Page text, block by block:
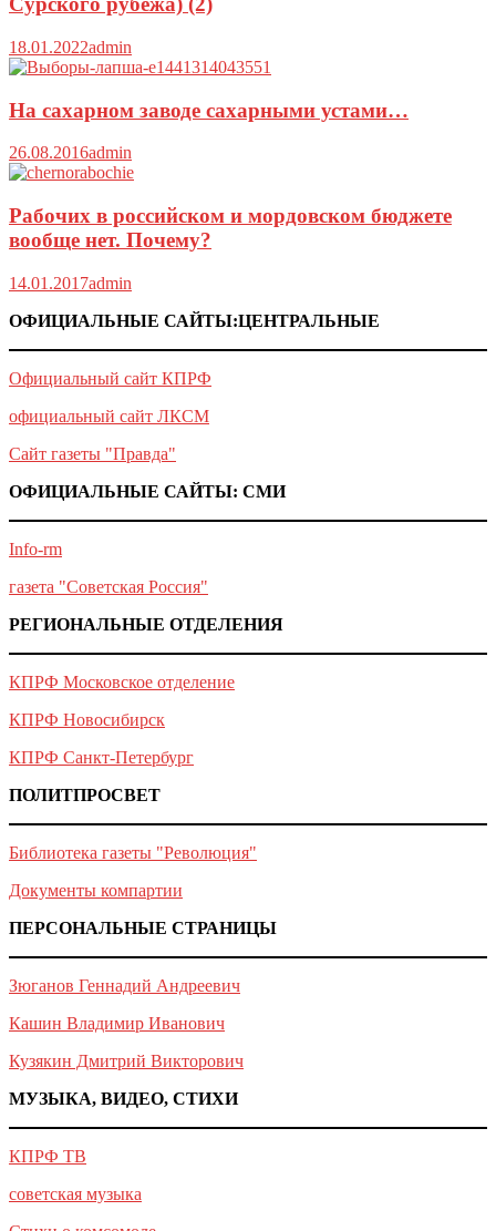
18.01.2022admin
На сахарном заводе сахарными устами…
26.08.2016admin
Рабочих в российском и мордовском бюджете
вообще нет. Почему?
14.01.2017admin
ОФИЦИАЛЬНЫЕ САЙТЫ:ЦЕНТРАЛЬНЫЕ
Официальный сайт КПРФ
официальный сайт ЛКСМ
Сайт газеты "Правда"
ОФИЦИАЛЬНЫЕ САЙТЫ: СМИ
Info-rm
газета "Советская Россия"
РЕГИОНАЛЬНЫЕ ОТДЕЛЕНИЯ
КПРФ Московское отделение
КПРФ Новосибирск
КПРФ Санкт-Петербург
ПОЛИТПРОСВЕТ
Библиотека газеты "Революция"
Документы компартии
ПЕРСОНАЛЬНЫЕ СТРАНИЦЫ
Зюганов Геннадий Андреевич
Кашин Владимир Иванович
Кузякин Дмитрий Викторович
МУЗЫКА, ВИДЕО, СТИХИ
КПРФ ТВ
советская музыка